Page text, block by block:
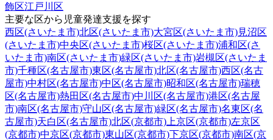
飾区江戸川区
主要な区から児童発達支援を探す
西区(さいたま市)北区(さいたま市)大宮区(さいたま市)見沼区
(さいたま市)中央区(さいたま市)桜区(さいたま市)浦和区(さ
いたま市)南区(さいたま市)緑区(さいたま市)岩槻区(さいたま
市)千種区(名古屋市)東区(名古屋市)北区(名古屋市)西区(名古
屋市)中村区(名古屋市)中区(名古屋市)昭和区(名古屋市)瑞穂
区(名古屋市)熱田区(名古屋市)中川区(名古屋市)港区(名古屋
市)南区(名古屋市)守山区(名古屋市)緑区(名古屋市)名東区(名
古屋市)天白区(名古屋市)北区(京都市) 上京区(京都市)左京区
(京都市)中京区(京都市)東山区(京都市)下京区(京都市)南区(京